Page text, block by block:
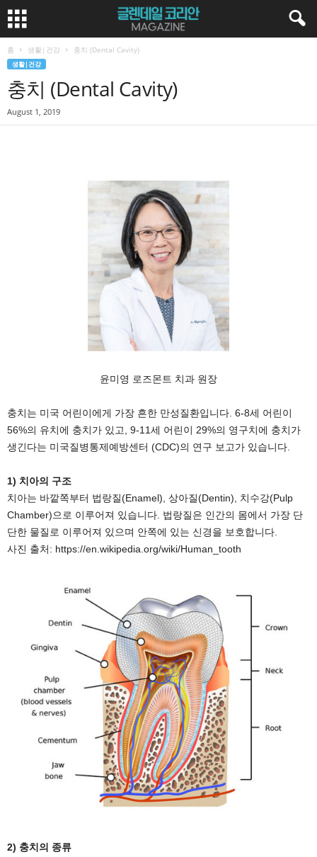
홈 생활|건강 충치 (Dental Cavity)
생활|건강
충치 (Dental Cavity)
August 1, 2019
윤미영 로즈몬트 치과 원장
충치는 미국 어린이에게 가장 흔한 만성질환입니다. 6-8세 어린이
56%의 유치에 충치가 있고, 9-11세 어린이 29%의 영구치에 충치가
생긴다는 미국질병통제예방센터 (CDC)의 연구 보고가 있습니다.
1) 치아의 구조
치아는 바깥쪽부터 법랑질(Enamel), 상아질(Dentin), 치수강(Pulp
Chamber)으로 이루어져 있습니다. 법랑질은 인간의 몸에서 가장 단
단한 물질로 이루어져 있으며 안쪽에 있는 신경을 보호합니다.
사진 출처: https://en.wikipedia.org/wiki/Human_tooth
2) 충치의 종류